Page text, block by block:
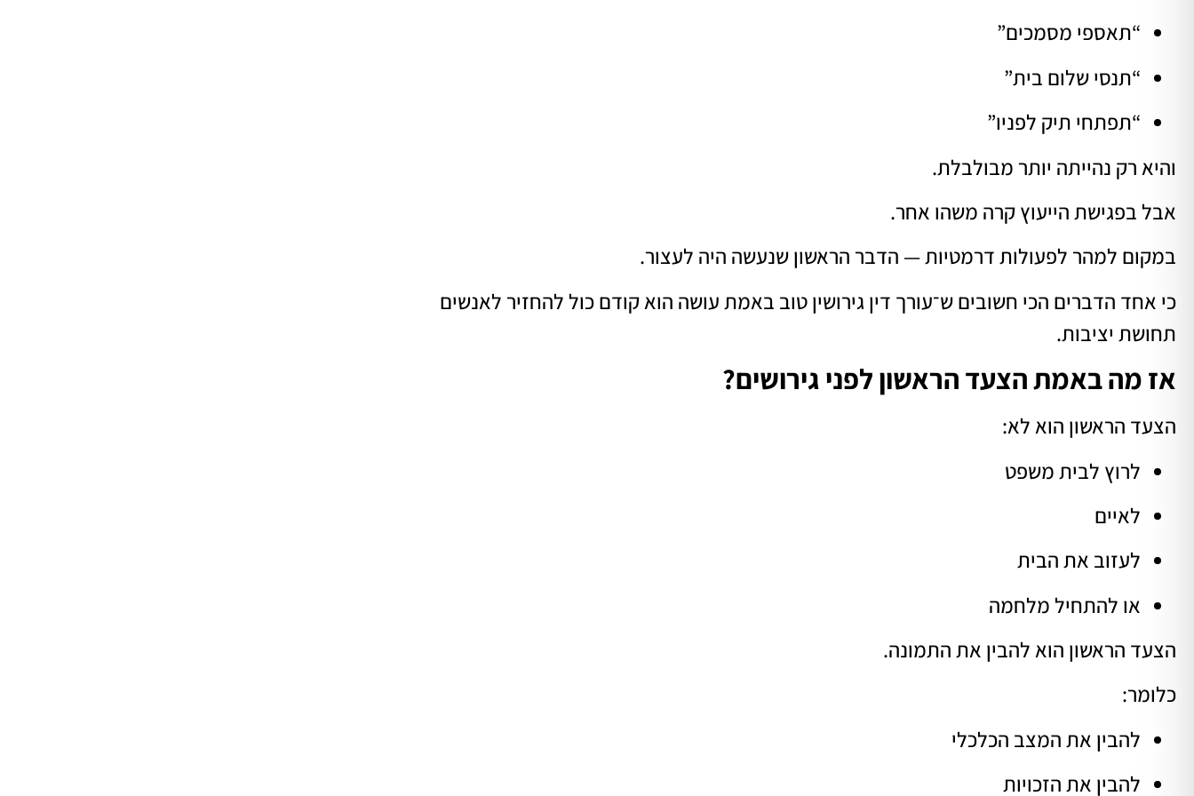
“תאספי מסמכים”
“תנסי שלום בית”
“תפתחי תיק לפניו”
והיא רק נהייתה יותר מבולבלת.
אבל בפגישת הייעוץ קרה משהו אחר.
במקום למהר לפעולות דרמטיות — הדבר הראשון שנעשה היה לעצור.
כי אחד הדברים הכי חשובים ש־עורך דין גירושין טוב באמת עושה הוא קודם כול להחזיר לאנשים
תחושת יציבות.
אז מה באמת הצעד הראשון לפני גירושים?
הצעד הראשון הוא לא:
לרוץ לבית משפט
לאיים
לעזוב את הבית
או להתחיל מלחמה
הצעד הראשון הוא להבין את התמונה.
כלומר:
להבין את המצב הכלכלי
להבין את הזכויות